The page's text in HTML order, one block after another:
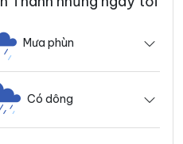
Mưa phùn
Có dông